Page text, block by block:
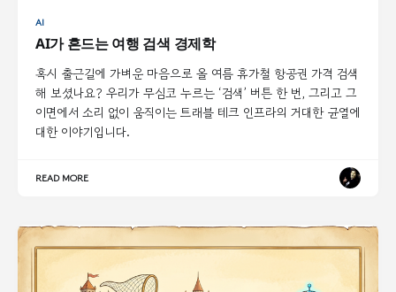
AI
AI가 흔드는 여행 검색 경제학
혹시 출근길에 가벼운 마음으로 올 여름 휴가철 항공권 가격 검색
해 보셨나요? 우리가 무심코 누르는 ‘검색’ 버튼 한 번, 그리고 그
이면에서 소리 없이 움직이는 트래블 테크 인프라의 거대한 균열에
대한 이야기입니다.
READ MORE